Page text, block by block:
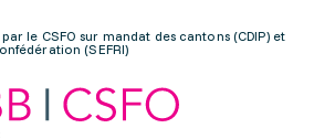
le CSFO sur mandat des cantons (CDIP) et
(SEFRI)